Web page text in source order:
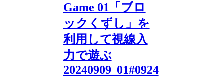
Game 01「ブロ
ックくずし」を
利用して視線入
力で遊ぶ
20240909_01#0924